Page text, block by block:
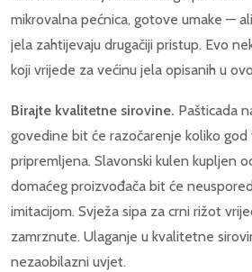
mikrovalna pećnica, gotove umake —
jela zahtijevaju drugačiji pristup. Evo
koji vrijede za većinu jela opisanih u
Birajte kvalitetne sirovine. Pašticada
govedine bit će razočarenje koliko
pripremljena. Slavonski kulen kupljen
domaćeg proizvođača bit će
imitacijom. Svježa sipa za crni rižot
zamrznute. Ulaganje u kvalitetne
nezaobilazni uvjet.